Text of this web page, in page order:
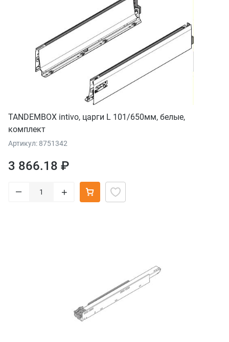
TANDEMBOX intivo, царги L 101/650мм, белые,
комплект
Артикул: 8751342
3 866.18 ₽
– +